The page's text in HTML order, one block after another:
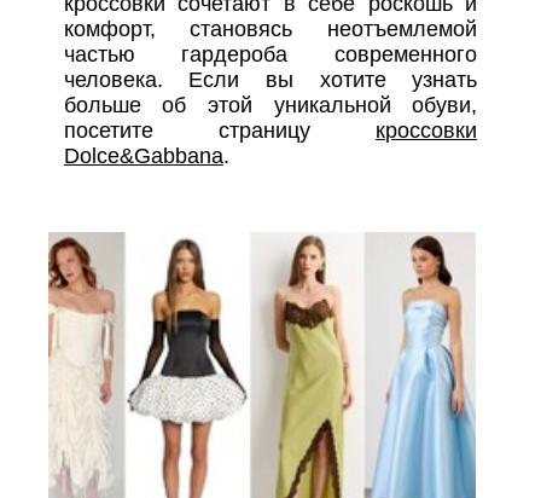
комфорт, становясь неотъемлемой
частью гардероба современного
человека. Если вы хотите узнать
больше об этой уникальной обуви,
посетите страницу кроссовки
Dolce&Gabbana.